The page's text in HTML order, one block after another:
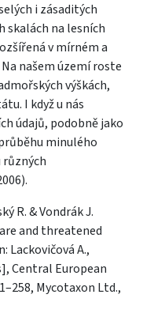
i zásaditých
skalách na lesních
v mírném a
našem území roste
výškách,
I když u nás
údajů, podobně jako
minulého
R. & Vondrák J.
and threatened
Lackovičová A.,
Central European
Mycotaxon Ltd.,